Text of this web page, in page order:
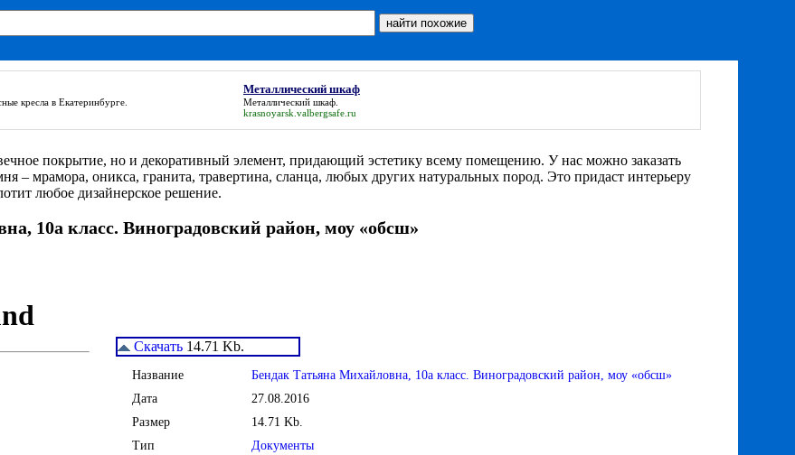
кресла в Екатеринбурге.
Металлический шкаф
Металлический шкаф
krasnoyarsk.valbergsafe.ru
покрытие, но и декоративный элемент, придающий эстетику всему помещению. У нас можно заказать
– мрамора, оникса, гранита, травертина, сланца, любых других натуральных пород. Это придаст интерьеру
любое дизайнерское решение.
10а класс. Виноградовский район, моу «обсш»
Скачать 14.71 Kb.
Название
Бендак Татьяна Михайловна, 10а класс. Виноградовский район, моу «обсш»
Дата
27.08.2016
Размер
14.71 Kb.
Тип
Документы